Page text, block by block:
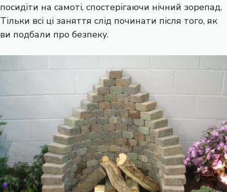
посидіти на самоті, спостерігаючи нічний зорепад.
Тільки всі ці заняття слід починати після того, як
ви подбали про безпеку.